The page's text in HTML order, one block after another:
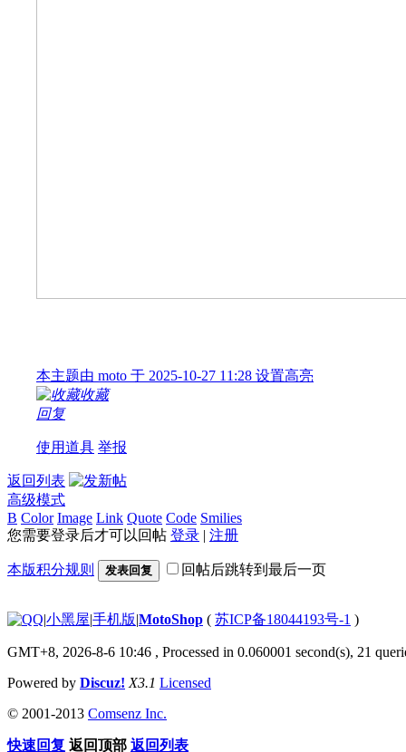
本主题由 moto 于 2025-10-27 11:28 设置高亮
收藏
回复
使用道具 举报
返回列表
高级模式
B Color Image Link Quote Code Smilies
您需要登录后才可以回帖 登录 | 注册
本版积分规则 发表回复 回帖后跳转到最后一页
|小黑屋|手机版|MotoShop ( 苏ICP备18044193号-1 )
GMT+8, 2026-8-6 10:46 , Processed in 0.060001 second(s), 21
Powered by Discuz! X3.1 Licensed
© 2001-2013 Comsenz Inc.
快速回复 返回顶部 返回列表